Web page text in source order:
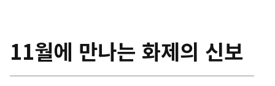
11월에 만나는 화제의 신보